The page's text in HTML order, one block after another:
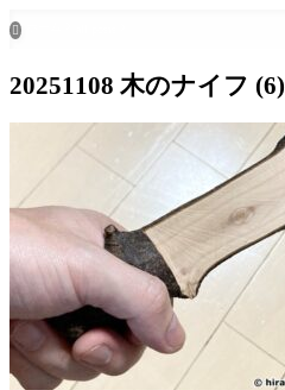

20251108 木のナイフ (6)